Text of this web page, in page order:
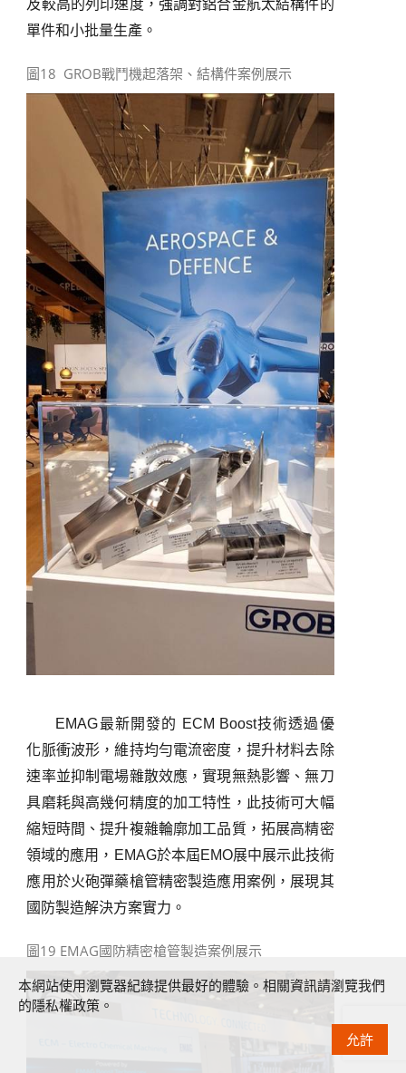
及較高的列印速度，強調對鋁合金航太結構件的
單件和小批量生產。
圖18 GROB戰鬥機起落架、結構件案例展示
EMAG最新開發的 ECM Boost技術透過優
化脈衝波形，維持均勻電流密度，提升材料去除
速率並抑制電場雜散效應，實現無熱影響、無刀
具磨耗與高幾何精度的加工特性，此技術可大幅
縮短時間、提升複雜輪廓加工品質，拓展高精密
領域的應用， EMAG於本屆EMO展中展示此技術
應用於火砲彈藥槍管精密製造應用案例，展現其
國防製造解決方案實力。
圖19 EMAG國防精密槍管製造案例展示
本網站使用瀏覽器紀錄提供最好的體驗。相關資訊請瀏覽我們
的隱私權政策。
允許